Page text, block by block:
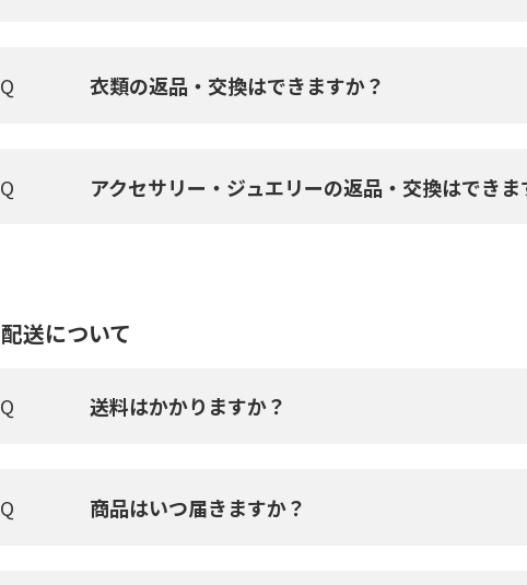
衣類の返品・交換はできますか？
アクセサリー・ジュエリーの返品・交換はできま
配送について
送料はかかりますか？
商品はいつ届きますか？